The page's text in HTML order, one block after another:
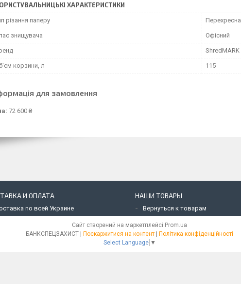
ХАРАКТЕРИСТИКИ
різання паперу Перехресна
знищувача Офісний
ShredMARK
корзини, л 115
для замовлення
72 600 ₴
И ОПЛАТА
по всей Украине
НАШИ ТОВАРЫ
Вернуться к товарам
Сайт створений на маркетплейсі Prom.ua
БАНКСПЕЦЗАХИСТ | Поскаржитися на контент | Політика конфіденційності
Select Language ▼